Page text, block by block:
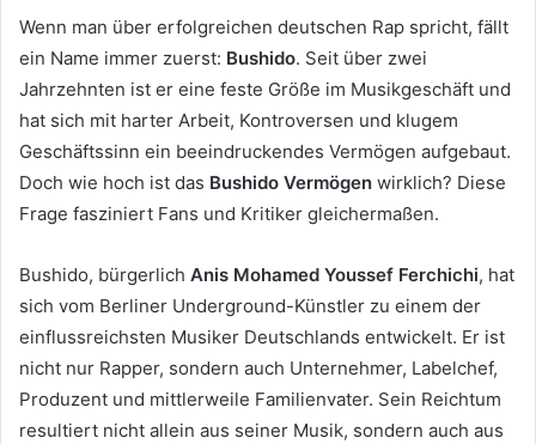
Wenn man über erfolgreichen deutschen Rap spricht, fällt
ein Name immer zuerst: Bushido. Seit über zwei
Jahrzehnten ist er eine feste Größe im Musikgeschäft und
hat sich mit harter Arbeit, Kontroversen und klugem
Geschäftssinn ein beeindruckendes Vermögen aufgebaut.
Doch wie hoch ist das Bushido Vermögen wirklich? Diese
Frage fasziniert Fans und Kritiker gleichermaßen.
Bushido, bürgerlich Anis Mohamed Youssef Ferchichi, hat
sich vom Berliner Underground-Künstler zu einem der
einflussreichsten Musiker Deutschlands entwickelt. Er ist
nicht nur Rapper, sondern auch Unternehmer, Labelchef,
Produzent und mittlerweile Familienvater. Sein Reichtum
resultiert nicht allein aus seiner Musik, sondern auch aus